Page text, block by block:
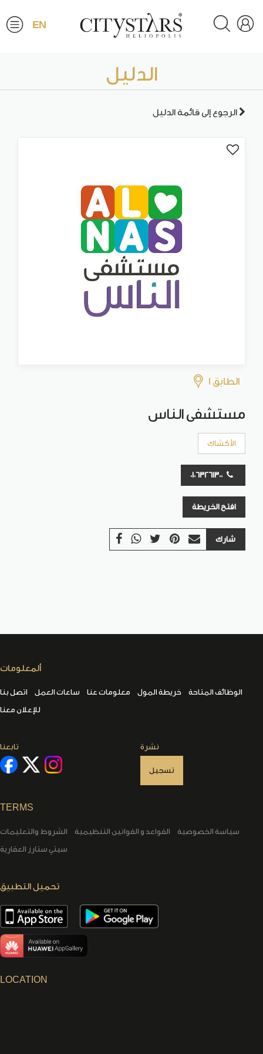
EN
الدليل
الرجوع إلى قائمة الدليل
الطابق 1
مستشفى الناس
الأكشاك
افتح الخريطة
شارك
ألمعلومات
اتصل بنا ساعات العمل معلومات عنا خريطة المول
الوظائف المتاحة
للإعلان معنا
تابعنا نشرة
تسجيل
TERMS
الشروط والتعليمات القواعد و القوانين التنظيمية
سياسة الخصوصية
سيتي ستارز العقارية
تحميل التطبيق
LOCATION